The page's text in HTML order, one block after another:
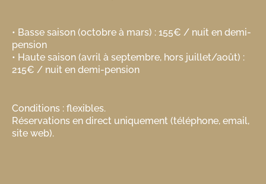
• Basse saison (octobre à mars) : 155€ / nuit en demi-
pension
• Haute saison (avril à septembre, hors juillet/août) :
215€ / nuit en demi-pension
Conditions : flexibles.
Réservations en direct uniquement (téléphone, email,
site web).